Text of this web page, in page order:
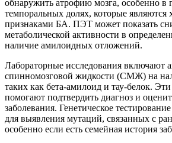
обнаружить атрофию мозга, особенно в
темпоральных долях, которые являются
признаками БА. ПЭТ может показать
метаболической активности в
наличие амилоидных отложений.
Лабораторные исследования включают
спинномозговой жидкости (СМЖ) на
таких как бета-амилоид и тау-белок.
помогают подтвердить диагноз и
заболевания. Генетическое
для выявления мутаций, связанных с
особенно если есть семейная история